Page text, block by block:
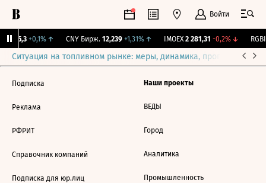
Войти
115,3 +0,1%↑ CNY Бирж. 12,239 +1,31%↑ IMOEX 2 281,31 -0,2%↓
Ситуация на топливном рынке: меры, динамика, прогнозы
Подписка
Реклама
РФРИТ
Справочник компаний
Подписка для юр.лиц
Наши проекты
ВЕДЫ
Город
Аналитика
Промышленность